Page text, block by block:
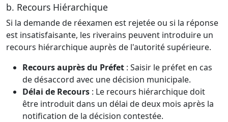
b. Recours Hiérarchique
Si la demande de réexamen est rejetée ou si la réponse
est insatisfaisante, les riverains peuvent introduire un
recours hiérarchique auprès de l'autorité supérieure.
Recours auprès du Préfet : Saisir le préfet en cas
de désaccord avec une décision municipale.
Délai de Recours : Le recours hiérarchique doit
être introduit dans un délai de deux mois après la
notification de la décision contestée.